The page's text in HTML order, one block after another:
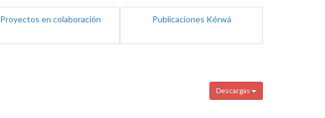
Proyectos en colaboración Publicaciones Kérwá
Descargas